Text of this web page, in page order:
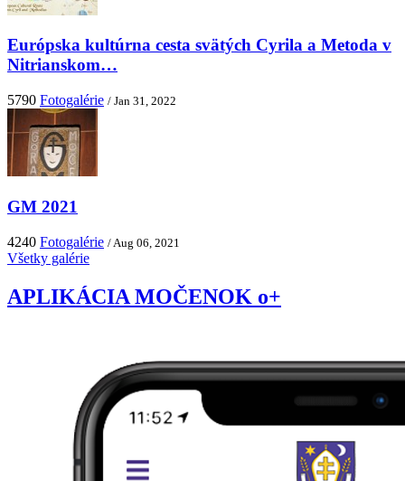
Európska kultúrna cesta svätých Cyrila a Metoda v
Nitrianskom…
5790 Fotogalérie / Jan 31, 2022
GM 2021
4240 Fotogalérie / Aug 06, 2021
Všetky galérie
APLIKÁCIA MOČENOK o+